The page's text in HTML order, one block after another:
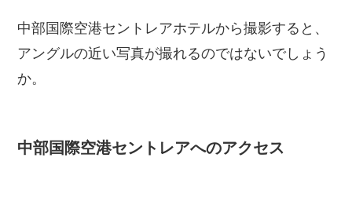
中部国際空港セントレアホテルから撮影すると、
アングルの近い写真が撮れるのではないでしょう
か。
中部国際空港セントレアへのアクセス